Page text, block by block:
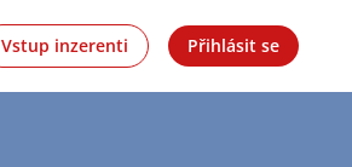
Vstup inzerenti Přihlásit se